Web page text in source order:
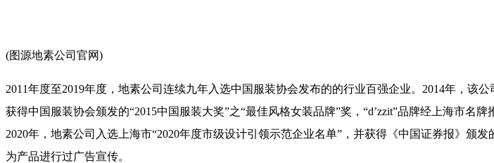
(图源地素公司官网)
2011年度至2019年度，地素公司连续九年入选中国服装协会发布的的行业百强企业。2014年，该
获得中国服装协会颁发的“2015中国服装大奖”之“最佳风格女装品牌”奖，“d’zzit”品牌经上海市名
2020年，地素公司入选上海市“2020年度市级设计引领示范企业名单”，并获得《中国证券报》颁
为产品进行过广告宣传。